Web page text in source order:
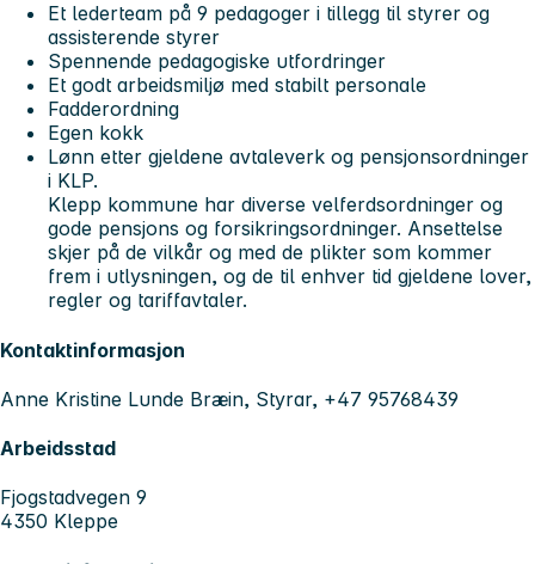
Et lederteam på 9 pedagoger i tillegg til styrer og
assisterende styrer
Spennende pedagogiske utfordringer
Et godt arbeidsmiljø med stabilt personale
Fadderordning
Egen kokk
Lønn etter gjeldene avtaleverk og pensjonsordninger
i KLP.
Klepp kommune har diverse velferdsordninger og
gode pensjons og forsikringsordninger. Ansettelse
skjer på de vilkår og med de plikter som kommer
frem i utlysningen, og de til enhver tid gjeldene lover,
regler og tariffavtaler.
Kontaktinformasjon
Anne Kristine Lunde Bræin, Styrar, +47 95768439
Arbeidsstad
Fjogstadvegen 9
4350 Kleppe